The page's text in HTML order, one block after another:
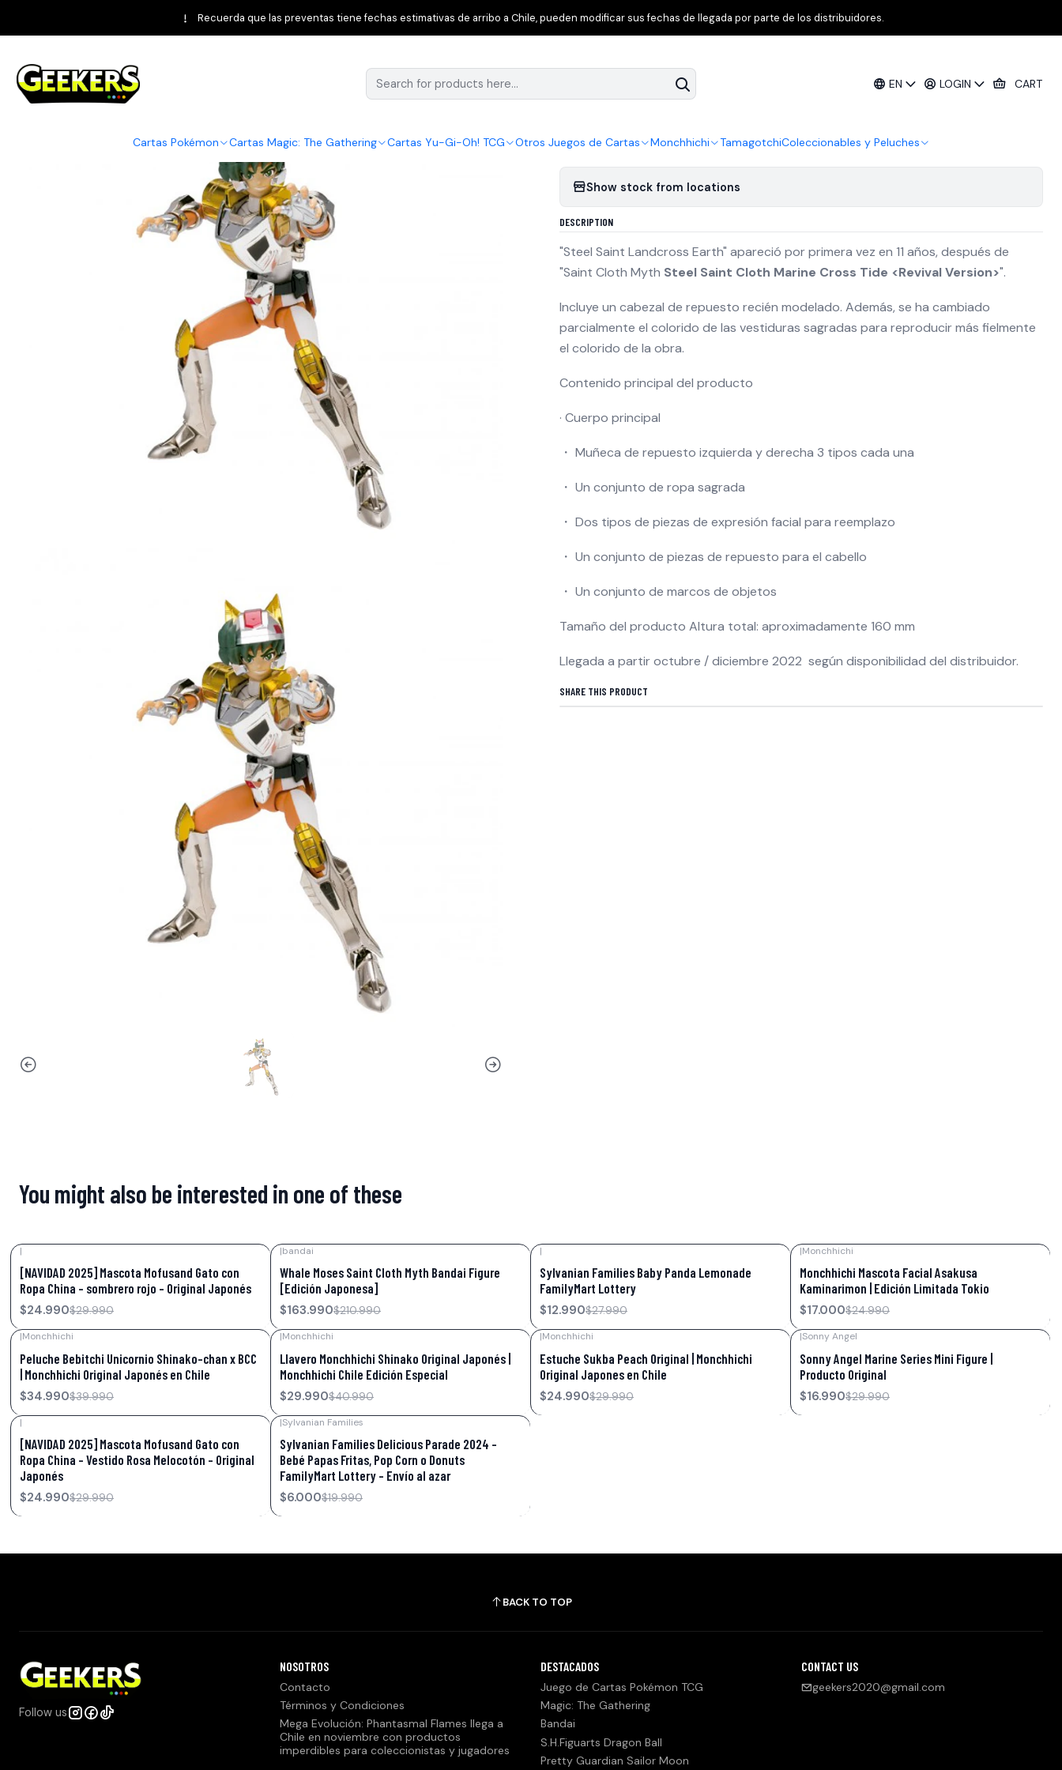
EN LOGIN CART
Cartas Pokémon Cartas Magic: The Gathering Cartas Yu-Gi-Oh! TCG Otros Juegos de Cartas Monchhichi TamagotchiColeccionables y Peluches
Recuerda que las preventas tiene fechas estimativas de arribo a Chile, pueden modificar sus fechas de llegada por parte de los distribuidores.
Home Figuras de Acción Saint Seiya Pre venta/ Saint Myth Cloth Land Cloth Daichi
|
Pre venta/ Saint Myth Cloth Land Cloth Daichi
Add to Wishlist
Show stock from locations
DESCRIPTION
"Steel Saint Landcross Earth" apareció por primera vez en 11 años, después de
"Saint Cloth Myth Steel Saint Cloth Marine Cross Tide <Revival Version>".
Incluye un cabezal de repuesto recién modelado. Además, se ha cambiado
parcialmente el colorido de las vestiduras sagradas para reproducir más fielmente
el colorido de la obra.
Contenido principal del producto
· Cuerpo principal
・ Muñeca de repuesto izquierda y derecha 3 tipos cada una
・ Un conjunto de ropa sagrada
・ Dos tipos de piezas de expresión facial para reemplazo
・ Un conjunto de piezas de repuesto para el cabello
・ Un conjunto de marcos de objetos
Tamaño del producto Altura total: aproximadamente 160 mm
Llegada a partir octubre / diciembre 2022 según disponibilidad del distribuidor.
SHARE THIS PRODUCT
You might also be interested in one of these
|
[NAVIDAD 2025] Mascota Mofusand Gato con
Ropa China – sombrero rojo – Original Japonés
$24.990$29.990
|bandai
Whale Moses Saint Cloth Myth Bandai Figure
[Edición Japonesa]
$163.990$210.990
|
Sylvanian Families Baby Panda Lemonade
FamilyMart Lottery
$12.990$27.990
|Monchhichi
Monchhichi Mascota Facial Asakusa
Kaminarimon | Edición Limitada Tokio
$17.000$24.990
|Monchhichi
Peluche Bebitchi Unicornio Shinako-chan x BCC
| Monchhichi Original Japonés en Chile
$34.990$39.990
|Monchhichi
Llavero Monchhichi Shinako Original Japonés |
Monchhichi Chile Edición Especial
$29.990$40.990
|Monchhichi
Estuche Sukba Peach Original | Monchhichi
Original Japones en Chile
$24.990$29.990
|Sonny Angel
Sonny Angel Marine Series Mini Figure |
Producto Original
$16.990$29.990
|
[NAVIDAD 2025] Mascota Mofusand Gato con
Ropa China – Vestido Rosa Melocotón – Original
Japonés
$24.990$29.990
|Sylvanian Families
Sylvanian Families Delicious Parade 2024 –
Bebé Papas Fritas, Pop Corn o Donuts
FamilyMart Lottery - Envío al azar
$6.000$19.990
BACK TO TOP
Follow us
NOSOTROS
Contacto
Términos y Condiciones
Mega Evolución: Phantasmal Flames llega a
Chile en noviembre con productos
imperdibles para coleccionistas y jugadores
DESTACADOS
Juego de Cartas Pokémon TCG
Magic: The Gathering
Bandai
S.H.Figuarts Dragon Ball
Pretty Guardian Sailor Moon
CONTACT US
geekers2020@gmail.com